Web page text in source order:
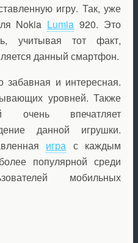
игру. Так, уже
Nokia Lumia 920. Это
учитывая тот факт,
данный смартфон.
забавная и интересная.
уровней. Также
очень впечатляет
данной игрушки.
игра с каждым
популярной среди
мобильных